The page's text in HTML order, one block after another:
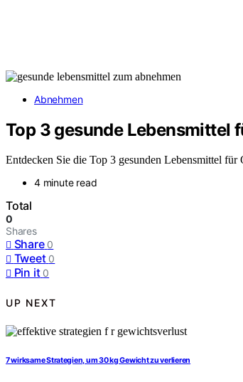
Abnehmen
Top 3 gesunde Lebensmittel
Entdecken Sie die Top 3 gesunden Lebensmittel
4 minute read
Total
0
Shares
Share 0
Tweet 0
Pin it 0
UP NEXT
7 wirksame Strategien, um 30 kg Gewicht zu verlieren